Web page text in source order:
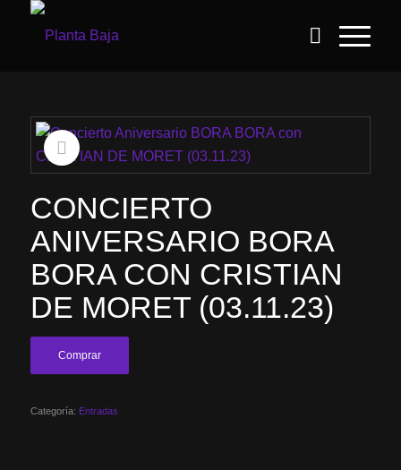
CONCIERTO
ANIVERSARIO BORA
BORA CON CRISTIAN
DE MORET (03.11.23)
Comprar
Categoría: Entradas